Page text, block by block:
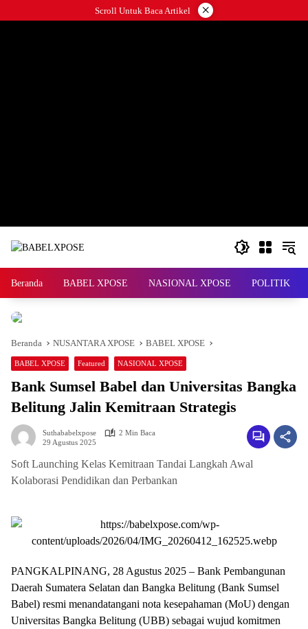
ke
Scroll Untuk Baca Artikel ×
Beranda BABEL XPOSE NASIONAL XPOSE POLITIK
Beranda NUSANTARA XPOSE BABEL XPOSE
BABEL XPOSE Featured NASIONAL XPOSE
Bank Sumsel Babel dan Universitas Bangka
Belitung Jalin Kemitraan Strategis
Suthababelxpose
2 Min Baca
29 Agustus 2025
Soft Launching Kelas Kemitraan Tandai Langkah Awal
Kolaborasi Pendidikan dan Perbankan
PANGKALPINANG, 28 Agustus 2025 – Bank Pembangunan
Daerah Sumatera Selatan dan Bangka Belitung (Bank Sumsel
Babel) resmi menandatangani nota kesepahaman (MoU) dengan
Universitas Bangka Belitung (UBB) sebagai wujud komitmen